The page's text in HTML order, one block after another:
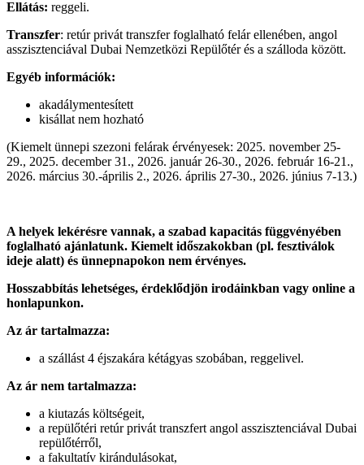
Ellátás: reggeli.
Transzfer: retúr privát transzfer foglalható felár ellenében, angol
asszisztenciával Dubai Nemzetközi Repülőtér és a szálloda között.
Egyéb információk:
akadálymentesített
kisállat nem hozható
(Kiemelt ünnepi szezoni felárak érvényesek: 2025. november 25-
29., 2025. december 31., 2026. január 26-30., 2026. február 16-21.,
2026. március 30.-április 2., 2026. április 27-30., 2026. június 7-13.)
A helyek lekérésre vannak, a szabad kapacitás függvényében
foglalható ajánlatunk. Kiemelt időszakokban (pl. fesztiválok
ideje alatt) és ünnepnapokon nem érvényes.
Hosszabbítás lehetséges, érdeklődjön irodáinkban vagy online a
honlapunkon.
Az ár tartalmazza:
a szállást 4 éjszakára kétágyas szobában, reggelivel.
Az ár nem tartalmazza:
a kiutazás költségeit,
a repülőtéri retúr privát transzfert angol asszisztenciával Dubai
repülőtérről,
a fakultatív kirándulásokat,